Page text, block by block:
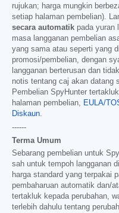
rujukan; harga mungkin
setiap halaman pembelian).
secara automatik pada yuran
masa langganan pembelian
yang sama atau seperti yang
promosi/pembelian, dengan
langganan berterusan dan
notis tentang caj akan datang
Pembelian SpyHunter
halaman pembelian, EULA/
Diskaun.
------
Terma Umum
Sebarang pembelian untuk
sah untuk tempoh langganan
harga standard yang terpakai
pembaharuan automatik dan/
tertakluk kepada perubahan,
terlebih dahulu tentang